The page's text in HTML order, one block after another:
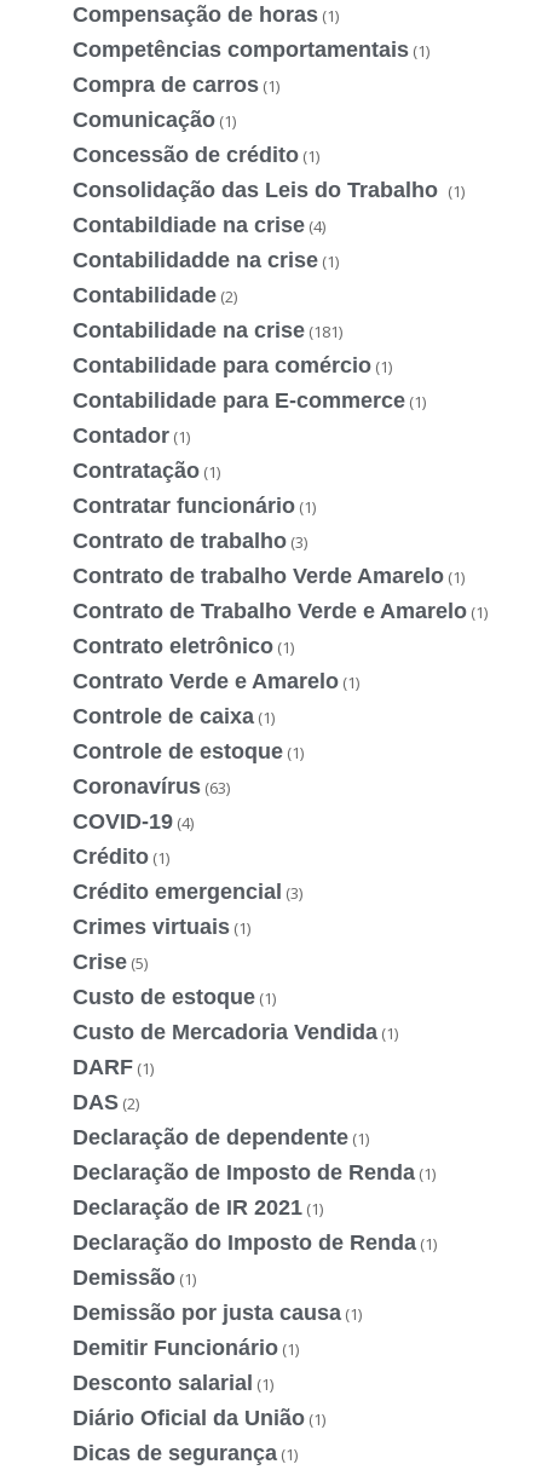
Compensação de horas (1)
Competências comportamentais (1)
Compra de carros (1)
Comunicação (1)
Concessão de crédito (1)
Consolidação das Leis do Trabalho (1)
Contabildiade na crise (4)
Contabilidadde na crise (1)
Contabilidade (2)
Contabilidade na crise (181)
Contabilidade para comércio (1)
Contabilidade para E-commerce (1)
Contador (1)
Contratação (1)
Contratar funcionário (1)
Contrato de trabalho (3)
Contrato de trabalho Verde Amarelo (1)
Contrato de Trabalho Verde e Amarelo (1)
Contrato eletrônico (1)
Contrato Verde e Amarelo (1)
Controle de caixa (1)
Controle de estoque (1)
Coronavírus (63)
COVID-19 (4)
Crédito (1)
Crédito emergencial (3)
Crimes virtuais (1)
Crise (5)
Custo de estoque (1)
Custo de Mercadoria Vendida (1)
DARF (1)
DAS (2)
Declaração de dependente (1)
Declaração de Imposto de Renda (1)
Declaração de IR 2021 (1)
Declaração do Imposto de Renda (1)
Demissão (1)
Demissão por justa causa (1)
Demitir Funcionário (1)
Desconto salarial (1)
Diário Oficial da União (1)
Dicas de segurança (1)